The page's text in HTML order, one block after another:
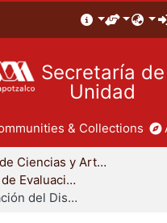
Secretaría de
Unidad
& Collections
División de Ciencias y Artes para el Diseño
Departamento de Evaluación del Diseño en el Tiempo
Libros - Evaluación del Diseño en el Tiempo